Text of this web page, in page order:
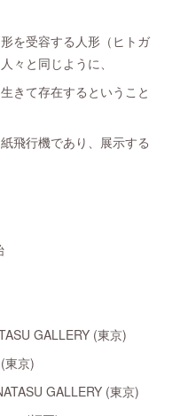
を受容する人形（ヒトガ
々と同じように、
きて存在するということ
飛行機であり、展示する
GALLERY (東京)
京)
GALLERY (東京)